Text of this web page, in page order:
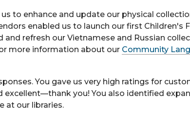
to enhance and update our physical
enabled us to launch our first Children's
refresh our Vietnamese and Russian
more information about our Community
You gave us very high ratings for
excellent—thank you! You also identified
at our libraries.